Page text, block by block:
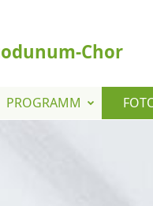
Chor
PROGRAMM